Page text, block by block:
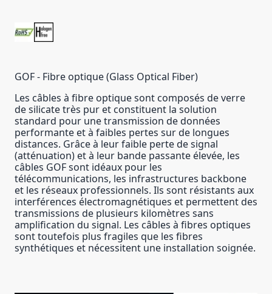
GOF - Fibre optique (Glass Optical Fiber)
Les câbles à fibre optique sont composés de verre
de silicate très pur et constituent la solution
standard pour une transmission de données
performante et à faibles pertes sur de longues
distances. Grâce à leur faible perte de signal
(atténuation) et à leur bande passante élevée, les
câbles GOF sont idéaux pour les
télécommunications, les infrastructures backbone
et les réseaux professionnels. Ils sont résistants aux
interférences électromagnétiques et permettent des
transmissions de plusieurs kilomètres sans
amplification du signal. Les câbles à fibres optiques
sont toutefois plus fragiles que les fibres
synthétiques et nécessitent une installation soignée.